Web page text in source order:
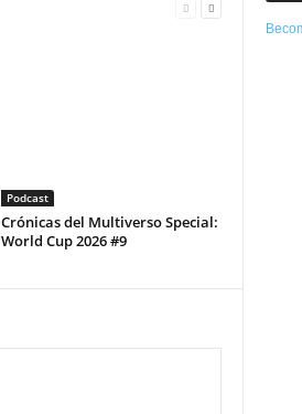
Podcast
Crónicas del Multiverso Special:
World Cup 2026 #9